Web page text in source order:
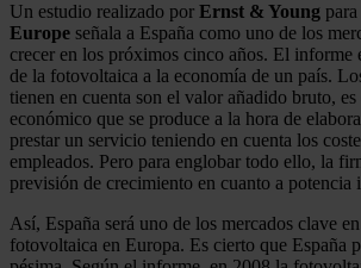
Un estudio realizado por Ernst & Young para
Europe señala a España como uno de los
crecer en los próximos cinco años. El informe
de la fotovoltaica a la economía de un país.
tienen en cuenta son el valor añadido bruto,
económico que se produce a la hora de
prestar un servicio teniendo en cuenta los
empleados. Pero para englobar todo ello, la
previsión de crecimiento en cuanto a potencia
Así, España será uno de los mercados clave
fotovoltaica en Europa. Es cierto que España